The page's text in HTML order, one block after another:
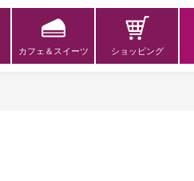
カフェ＆スイーツ ショッピング